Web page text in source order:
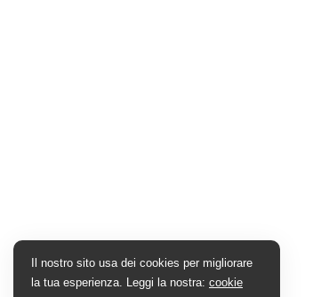
Il nostro sito usa dei cookies per migliorare
la tua esperienza. Leggi la nostra: cookie